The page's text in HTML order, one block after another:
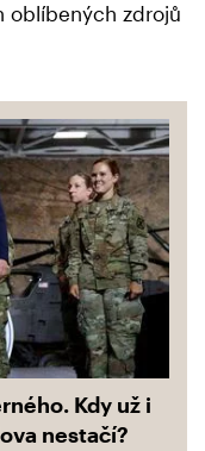
oblíbených zdrojů
Kdy už i
nestačí?